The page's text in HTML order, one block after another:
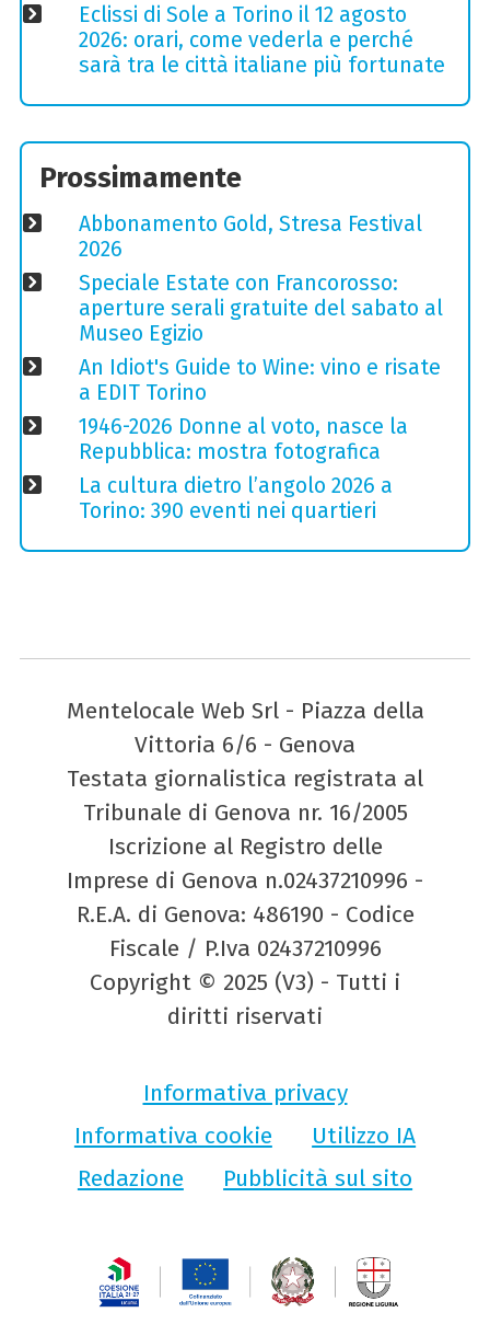
Eclissi di Sole a Torino il 12 agosto
2026: orari, come vederla e perché
sarà tra le città italiane più fortunate
Prossimamente
Abbonamento Gold, Stresa Festival
2026
Speciale Estate con Francorosso:
aperture serali gratuite del sabato al
Museo Egizio
An Idiot's Guide to Wine: vino e risate
a EDIT Torino
1946-2026 Donne al voto, nasce la
Repubblica: mostra fotografica
La cultura dietro l’angolo 2026 a
Torino: 390 eventi nei quartieri
Mentelocale Web Srl - Piazza della
Vittoria 6/6 - Genova
Testata giornalistica registrata al
Tribunale di Genova nr. 16/2005
Iscrizione al Registro delle
Imprese di Genova n.02437210996 -
R.E.A. di Genova: 486190 - Codice
Fiscale / P.Iva 02437210996
Copyright © 2025 (V3) - Tutti i
diritti riservati
Informativa privacy
Informativa cookie
Utilizzo IA
Redazione
Pubblicità sul sito